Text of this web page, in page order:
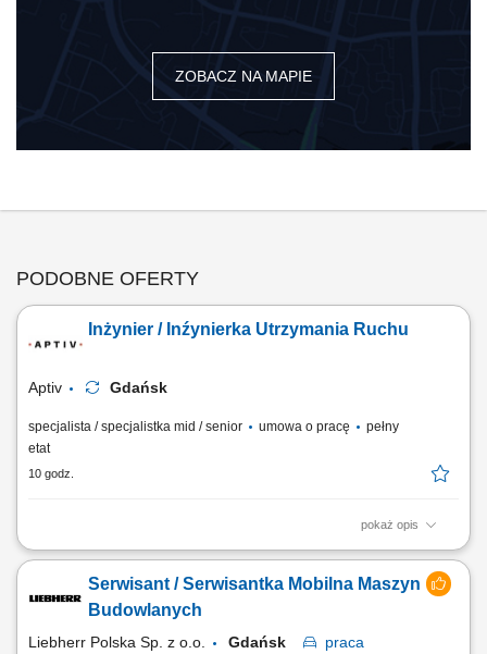
ZOBACZ NA MAPIE
PODOBNE OFERTY
Inżynier / Inźynierka Utrzymania Ruchu
Aptiv Gdańsk
specjalista / specjalistka mid / senior umowa o pracę
pełny
etat
10 godz.
pokaż opis
Zadania Analizowanie awarii i wdrażanie rozwiązań zapobiegających
ich powtórnemu wystąpieniu. Kalibracja i ustawianie maszyn w sposób
gwarantujący płynne uruchomienie procesów. Nadzór nad
poprawnością działania robotów oraz systemów transportu
Serwisant / Serwisantka Mobilna Maszyn
Budowlanych
Liebherr Polska Sp. z o.o. Gdańsk praca